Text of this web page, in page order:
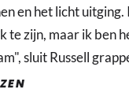
en het licht uitging.
te zijn, maar ik ben
sluit Russell